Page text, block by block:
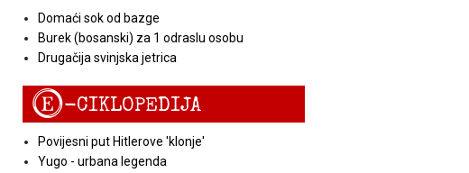
Domaći sok od bazge
Burek (bosanski) za 1 odraslu osobu
Drugačija svinjska jetrica
E-CIKLOPEDIJA
Povijesni put Hitlerove 'klonje'
Yugo - urbana legenda